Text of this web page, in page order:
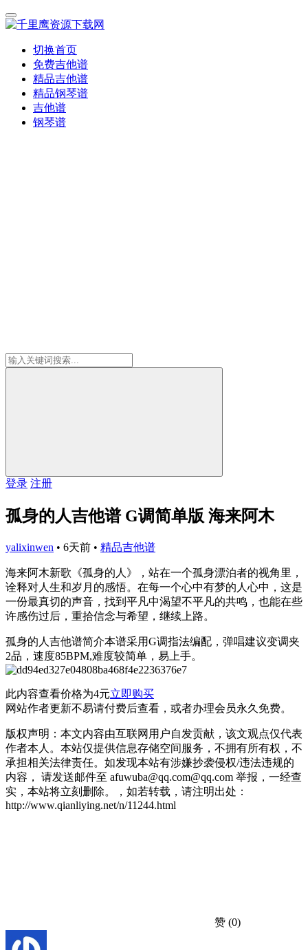
切换首页
免费吉他谱
精品吉他谱
精品钢琴谱
吉他谱
钢琴谱
登录 注册
孤身的人吉他谱 G调简单版 海来阿木
yalixinwen • 6天前 • 精品吉他谱
海来阿木新歌《孤身的人》，站在一个孤身漂泊者的视角里，
诠释对人生和岁月的感悟。在每一个心中有梦的人心中，这是
一份最真切的声音，找到平凡中渴望不平凡的共鸣，也能在些
许感伤过后，重拾信念与希望，继续上路。
孤身的人吉他谱简介本谱采用G调指法编配，弹唱建议变调夹
2品，速度85BPM,难度较简单，易上手。
此内容查看价格为4元立即购买
网站作者更新不易请付费后查看，或者办理会员永久免费。
版权声明：本文内容由互联网用户自发贡献，该文观点仅代表
作者本人。本站仅提供信息存储空间服务，不拥有所有权，不
承担相关法律责任。如发现本站有涉嫌抄袭侵权/违法违规的
内容， 请发送邮件至 afuwuba@qq.com@qq.com 举报，一经查
实，本站将立刻删除。，如若转载，请注明出处：
http://www.qianliying.net/n/11244.html
赞 (0)